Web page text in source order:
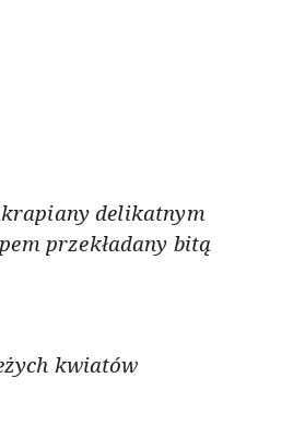
delikatnym
przekładany bitą
kwiatów